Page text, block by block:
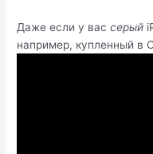
Даже если у вассерый
например, купленный в